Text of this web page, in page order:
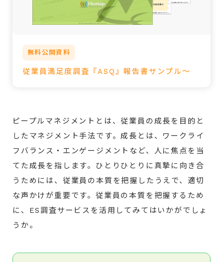
無料公開資料
従業員満足度調査『ASQ』報告書サンプル～
ピープルマネジメントとは、従業員の成長を目的と
したマネジメント手法です。成長とは、ワークライ
フバランス・エンゲージメントなど、人に焦点を当
てた成長を指します。ひとりひとりに真摯に向き合
うためには、従業員の本質を把握したうえで、適切
な声かけが重要です。従業員の本質を把握するため
に、ES調査サービスを活用してみてはいかがでしょ
うか。